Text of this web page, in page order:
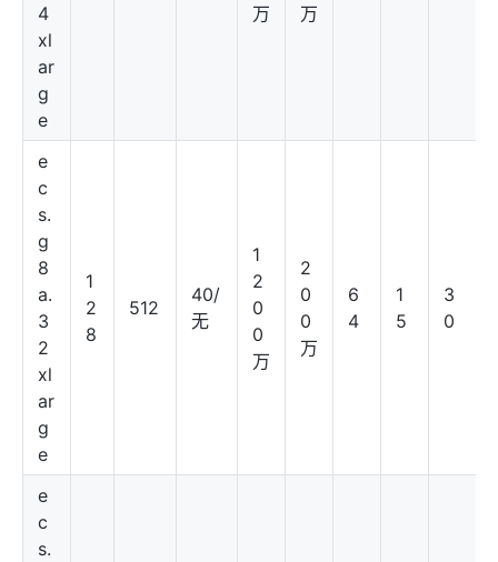
4
xl
ar
g
e
万
万
e
c
s.
g
8
a.
3
2
xl
ar
g
e
1
2
8
512
40/
无
1
2
0
0
万
2
0
0
万
6
4
1
5
3
0
e
c
s.